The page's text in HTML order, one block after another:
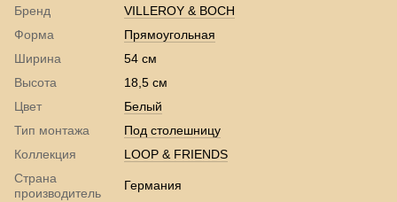
Бренд
VILLEROY & BOCH
Форма
Прямоугольная
Ширина
54 см
Высота
18,5 см
Цвет
Белый
Тип монтажа
Под столешницу
Коллекция
LOOP & FRIENDS
Страна
производитель
Германия